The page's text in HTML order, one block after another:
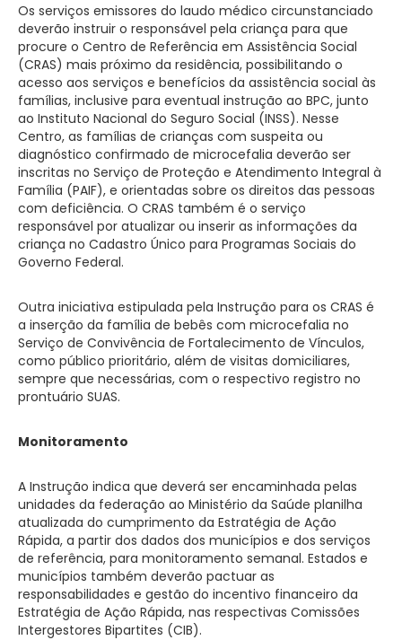
Os serviços emissores do laudo médico circunstanciado
deverão instruir o responsável pela criança para que
procure o Centro de Referência em Assistência Social
(CRAS) mais próximo da residência, possibilitando o
acesso aos serviços e benefícios da assistência social às
famílias, inclusive para eventual instrução ao BPC, junto
ao Instituto Nacional do Seguro Social (INSS). Nesse
Centro, as famílias de crianças com suspeita ou
diagnóstico confirmado de microcefalia deverão ser
inscritas no Serviço de Proteção e Atendimento Integral à
Família (PAIF), e orientadas sobre os direitos das pessoas
com deficiência. O CRAS também é o serviço
responsável por atualizar ou inserir as informações da
criança no Cadastro Único para Programas Sociais do
Governo Federal.
Outra iniciativa estipulada pela Instrução para os CRAS é
a inserção da família de bebês com microcefalia no
Serviço de Convivência de Fortalecimento de Vínculos,
como público prioritário, além de visitas domiciliares,
sempre que necessárias, com o respectivo registro no
prontuário SUAS.
Monitoramento
A Instrução indica que deverá ser encaminhada pelas
unidades da federação ao Ministério da Saúde planilha
atualizada do cumprimento da Estratégia de Ação
Rápida, a partir dos dados dos municípios e dos serviços
de referência, para monitoramento semanal. Estados e
municípios também deverão pactuar as
responsabilidades e gestão do incentivo financeiro da
Estratégia de Ação Rápida, nas respectivas Comissões
Intergestores Bipartites (CIB).